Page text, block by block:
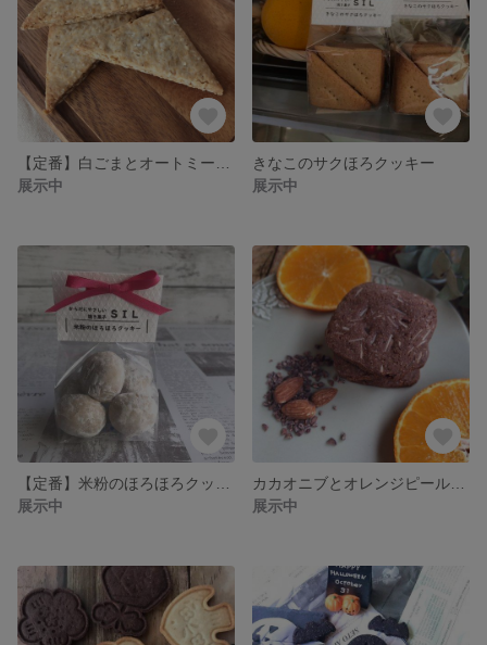
展示中
きなこのサクほろクッキー
展示中
展示中
展示中